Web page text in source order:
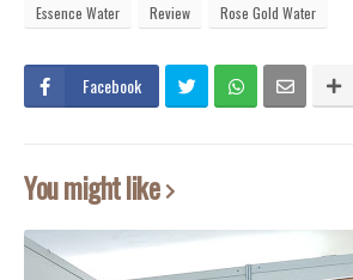
Essence Water
Review Rose Gold Water
Facebook
You might like